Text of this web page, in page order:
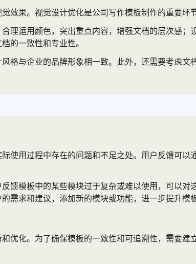
效果。视觉设计优化是公司写作模板制作的重要环
理运用颜色，突出重点内容，增强文档的层次感
的一致性和专业性。
格与企业的品牌形象相一致。此外，还需要考虑
使用过程中存在的问题和不足之处。用户反馈可
馈模板中的某些模块过于复杂或难以使用，可以
需求和建议，添加新的模块或功能，进一步提升模
优化。为了确保模板的一致性和可追溯性，需要建